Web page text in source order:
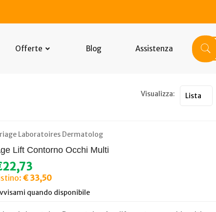
Offerte Blog Assistenza
Visualizza:
Laboratoires Dermatolog
Lift Contorno Occhi Multi
€ 33,50
quando disponibile